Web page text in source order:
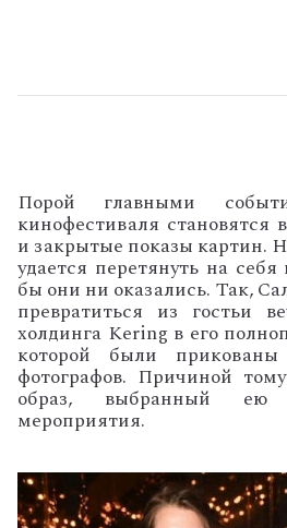
Порой главными
кинофестиваля становятся
и закрытые показы картин.
удается перетянуть на
бы они ни оказались. Так,
превратиться из гостьи
холдинга Kering в его
которой были
фотографов. Причиной
образ, выбранный ею
мероприятия.